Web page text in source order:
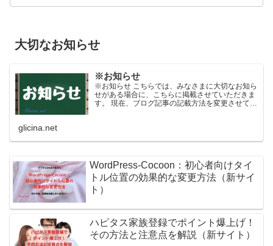
大切なお知らせ
※お知らせ
※お知らせ こちらでは、みなさまに大切なお知ら
せがある場合に、こちらに掲載させていただきま
す。 現在、ブログ記事の記載方法を変更させてい
glicina.net
WordPress-Cocoon：初心者向けタイ
トル位置の効果的な変更方法（新サイ
ト）
ハピタス家族登録でポイント爆上げ！
その方法と注意点を解説（新サイト）